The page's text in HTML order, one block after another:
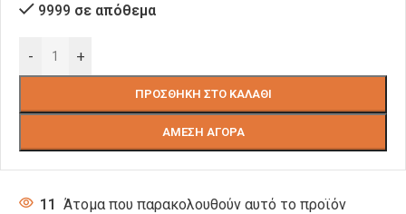
9999 σε απόθεμα
- +
ΠΡΟΣΘΉΚΗ ΣΤΟ ΚΑΛΆΘΙ
ΆΜΕΣΗ ΑΓΟΡΆ
11 Άτομα που παρακολουθούν αυτό το προϊόν